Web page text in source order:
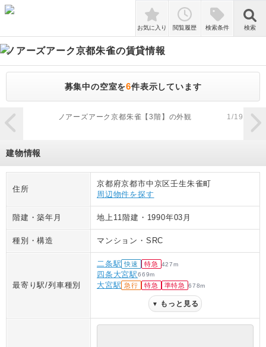
検索
お気に入り 閲覧履歴 検索条件 検索
ノアーズアーク京都朱雀の賃貸情報
募集中の空室を6件表示しています
zoom_in
ノアーズアーク京都朱雀【3階】の外観 1/19
建物情報
住所
京都府京都市中京区壬生朱雀町
周辺物件を探す
階建・築年月 地上11階建 ・ 1990年03月
種別・構造 マンション ・ SRC
最寄り駅/列車種別
二条駅 快速 特急 427m
四条大宮駅669m
大宮駅 急行 特急 準特急 678m
▼ もっと見る